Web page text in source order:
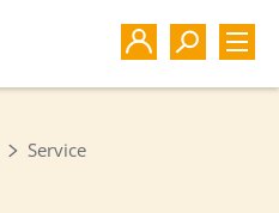
Service